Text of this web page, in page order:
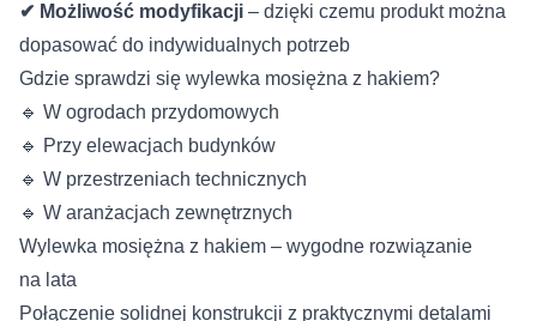
✔ Możliwość modyfikacji – dzięki czemu produkt można
dopasować do indywidualnych potrzeb
Gdzie sprawdzi się wylewka mosiężna z hakiem?
🔹 W ogrodach przydomowych
🔹 Przy elewacjach budynków
🔹 W przestrzeniach technicznych
🔹 W aranżacjach zewnętrznych
Wylewka mosiężna z hakiem – wygodne rozwiązanie
na lata
Połączenie solidnej konstrukcji z praktycznymi detalami